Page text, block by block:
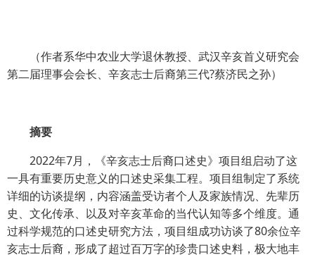
（作者系华中农业大学退休教授、武汉辛亥首义研究会
第二届理事会会长、辛亥志士后裔第三代?蔡济民之孙）
摘要
2022年7月，《辛亥志士后裔口述史》项目组启动了这
一具有重要历史意义的口述史采集工程。项目组制定了系统
详细的访谈提纲，内容涵盖受访者个人及家族情况、先辈历
史、文化传承、以及对辛亥革命的当代认知等多个维度。通
过科学规范的口述史研究方法，项目组成功访谈了80余位辛
亥志士后裔，形成了超过百万字的珍贵口述史料，极大地丰